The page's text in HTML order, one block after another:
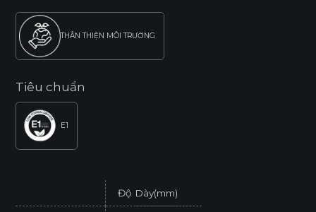
THÂN THIỆN MÔI TRƯỜNG
Tiêu chuẩn
E1
Độ Dày(mm)